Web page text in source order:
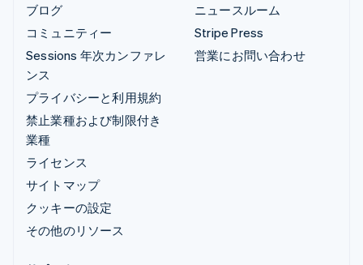
ブログ
コミュニティー
Sessions 年次カンファレ
ンス
プライバシーと利用規約
禁止業種および制限付き
業種
ライセンス
サイトマップ
クッキーの設定
その他のリソース
ニュースルーム
Stripe Press
営業にお問い合わせ